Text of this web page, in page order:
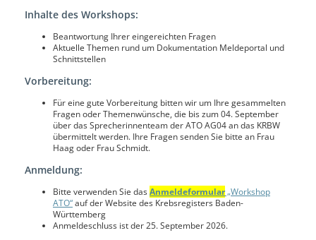
Inhalte des Workshops:
Beantwortung Ihrer eingereichten Fragen
Aktuelle Themen rund um Dokumentation Meldeportal und
Schnittstellen
Vorbereitung:
Für eine gute Vorbereitung bitten wir um Ihre gesammelten
Fragen oder Themenwünsche, die bis zum 04. September
über das Sprecherinnenteam der ATO AG04 an das KRBW
übermittelt werden. Ihre Fragen senden Sie bitte an Frau
Haag oder Frau Schmidt.
Anmeldung:
Bitte verwenden Sie dasAnmeldeformular„Workshop
ATO“auf der Website des Krebsregisters Baden-
Württemberg
Anmeldeschluss ist der 25. September 2026.